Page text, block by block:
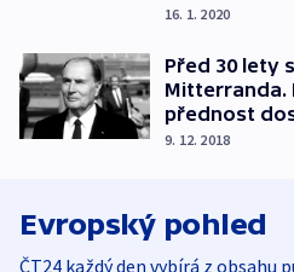
16. 1. 2020
Před 30 lety
Mitterranda.
přednost
9. 12. 2018
Evropský pohled
ČT24 každý den vybírá z obsahu